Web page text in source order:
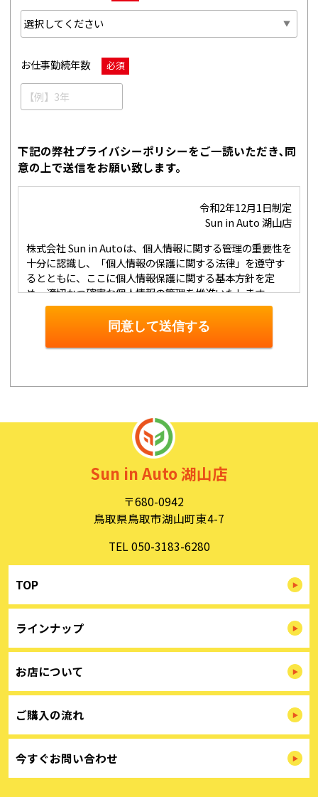
お仕事勤続年数 必須
下記の弊社プライバシーポリシーをご一読いただき､同
意の上で送信をお願い致します。
令和2年12月1日制定
Sun in Auto 湖山店
株式会社 Sun in Autoは、個人情報に関する管理の重要性を
十分に認識し、「個人情報の保護に関する法律」を遵守す
るとともに、ここに個人情報保護に関する基本方針を定
め、適切かつ確実な個人情報の管理を推進いたします。
１．個人情報の取得･利用･提供等について
個人情報を取得する際は、その利用目的をできる限り明
確に特定し、その目的達成に必要な限度において適法かつ
公正な手段を用い、同意を得て取得します。
は、本人が同意を与えた利用目的の範囲内で、適法にこれ
２．安全対策の実施について
個人情報の正確性およびその利用の安全性を確保するた
め、情報セキュリティ対策を始めとする安全措置を構築
し、個人情報への不正アクセス、個人情報の漏洩、滅失ま
たは毀損等の的確な防止とセキュリティの是正に努めま
３．苦情および相談等に対する適正な対応について
権利を尊重し、本人から自己情報の開示、訂正、削除、ま
たは利用もしくは提供の停止等を求められたときは、適法
かつ遅滞なく応じます。
４．法令・指針・規範の遵守について
適正な個人情報保護の実現のため、個人情報の取扱いに関
する法令､国が定める指針およびその他の規範を遵守しま
す。
〒680-0942鳥取県鳥取市湖山町東4-7
TEL：050-3183-6280
Sun in Auto 湖山店 個人情報保護担当
同意して送信する
Sun in Auto 湖山店
〒680-0942
鳥取県鳥取市湖山町東4-7
TEL 050-3183-6280
TOP
ラインナップ
お店について
ご購入の流れ
今すぐお問い合わせ